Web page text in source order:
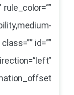
id=””